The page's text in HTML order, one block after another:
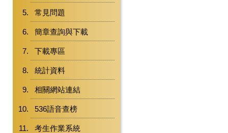
常見問題
簡章查詢與下載
下載專區
統計資料
相關網站連結
536語音查榜
考生作業系統